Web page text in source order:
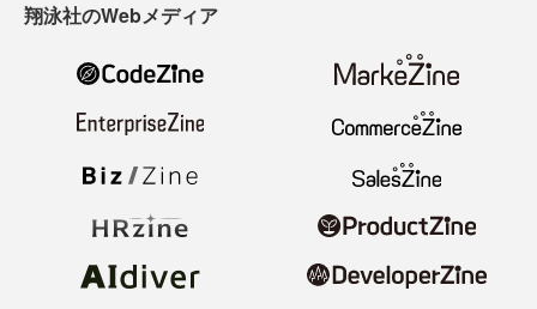
翔泳社のWebメディア